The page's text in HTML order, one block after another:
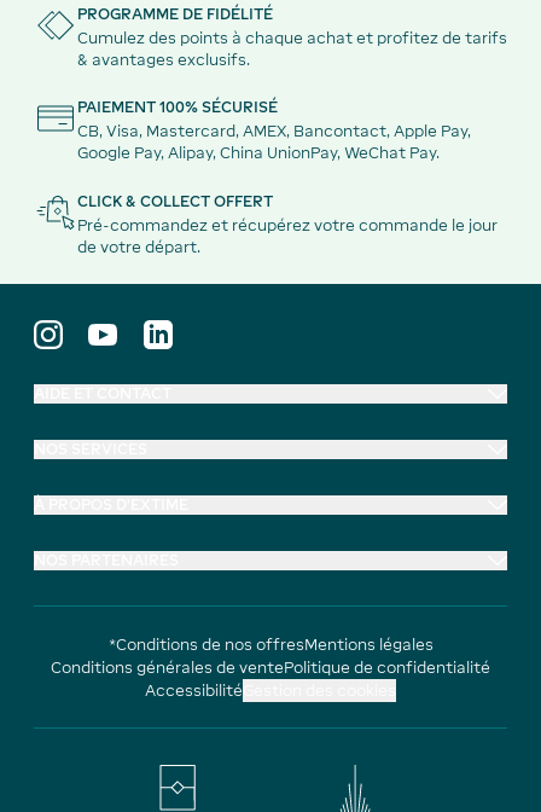
PROGRAMME DE FIDÉLITÉ
Cumulez des points à chaque achat et profitez de tarifs
& avantages exclusifs.
PAIEMENT 100% SÉCURISÉ
CB, Visa, Mastercard, AMEX, Bancontact, Apple Pay,
Google Pay, Alipay, China UnionPay, WeChat Pay.
CLICK & COLLECT OFFERT
Pré-commandez et récupérez votre commande le jour
de votre départ.
*Conditions de nos offresMentions légales
Conditions générales de ventePolitique de confidentialité
Accessibilité